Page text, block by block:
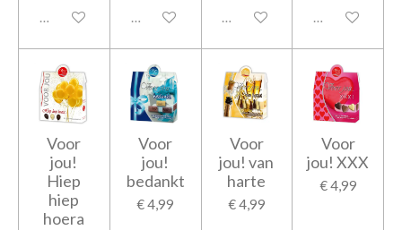
Uitgeschakeld Uitgeschakeld Uitgeschakeld Uitgeschakeld
Voor
jou!
Hiep
hiep
hoera
Voor
jou!
bedankt
€ 4,99
Voor
jou! van
harte
€ 4,99
Voor
jou! XXX
€ 4,99